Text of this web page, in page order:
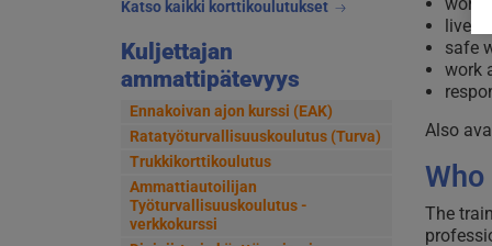
Katso kaikki korttikoulutukset
Kuljettajan
ammattipätevyys
Ennakoivan ajon kurssi (EAK)
Ratatyöturvallisuuskoulutus (Turva)
Trukkikorttikoulutus
Ammattiautoilijan
Työturvallisuuskoulutus -
verkkokurssi
live
safe
work
Also
The